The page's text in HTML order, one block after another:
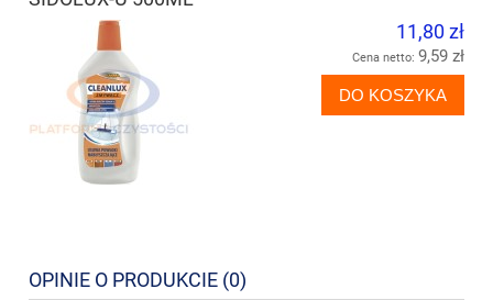
11,80 zł
Cena netto: 9,59 zł
DO KOSZYKA
OPINIE O PRODUKCIE (0)